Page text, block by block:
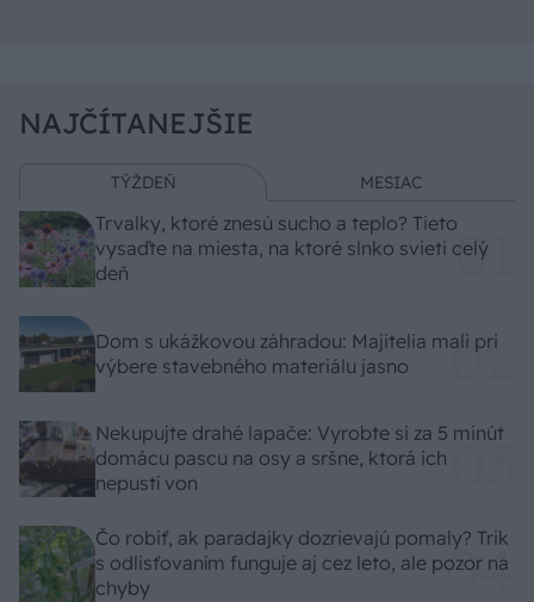
NAJČÍTANEJŠIE
TÝŽDEŇ MESIAC
Trvalky, ktoré znesú sucho a teplo? Tieto
vysaďte na miesta, na ktoré slnko svieti celý
deň
Dom s ukážkovou záhradou: Majitelia mali pri
výbere stavebného materiálu jasno
Nekupujte drahé lapače: Vyrobte si za 5 minút
domácu pascu na osy a sršne, ktorá ich
nepustí von
Čo robiť, ak paradajky dozrievajú pomaly? Trik
s odlisťovaním funguje aj cez leto, ale pozor na
chyby